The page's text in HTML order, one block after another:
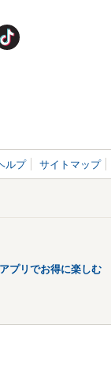
ルプ サイトマップ
プリでお得に楽しむ